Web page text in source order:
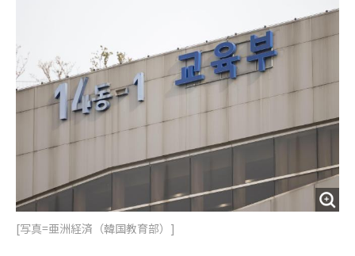
t
n
[写真=亜洲経済（韓国教育部）]